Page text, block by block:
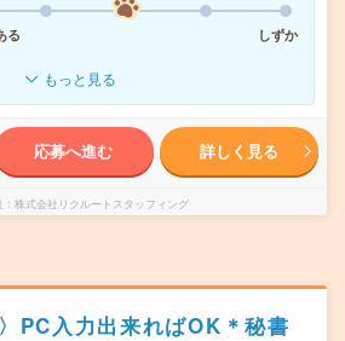
る
しずか
もっと見る
応募へ進む 詳しく見る
株式会社リクルートスタッフィング
PC入力出来ればOK＊秘書